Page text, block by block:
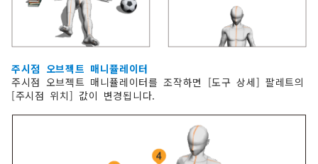
주시점 오브젝트 매니퓰레이터
주시점 오브젝트 매니퓰레이터를 조작하면 [도구 상세] 팔레트의
[주시점 위치] 값이 변경됩니다.